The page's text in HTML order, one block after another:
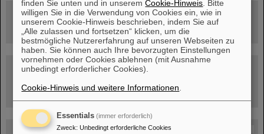
Rundflug über die FAIR-Baustelle
Besichtigung von GSI/FAIR –
jetzt Termin buchen!
Blog Beam On
finden Sie unten und in unseremCookie-Hinweis . Bitte
willigen Sie in die Verwendung von Cookies ein, wie in
unserem Cookie-Hinweis beschrieben, indem Sie auf
„Alle zulassen und fortsetzen“ klicken, um die
bestmögliche Nutzererfahrung auf unseren Webseiten zu
haben. Sie können auch Ihre bevorzugten Einstellungen
vornehmen oder Cookies ablehnen (mit Ausnahme
unbedingt erforderlicher Cookies).
Cookie-Hinweis und weitere Informationen
Essentials (immer erforderlich)
Zweck: Unbedingt erforderliche Cookies